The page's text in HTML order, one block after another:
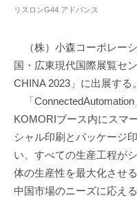
リスロンG44 アドバンス
（株）小森コーポレー
国・広東現代国際展覧セ
CHINA 2023」に出展する。
「ConnectedAutomation
KOMORIブース内にスマ
シャル印刷とパッケージ
い、すべての生産工程が
体の生産性を最大化させ
中国市場のニーズに応え